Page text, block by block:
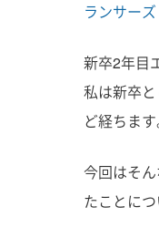
ランサー
新卒2年目
私は新卒
ど経ちま
今回はそ
たことに